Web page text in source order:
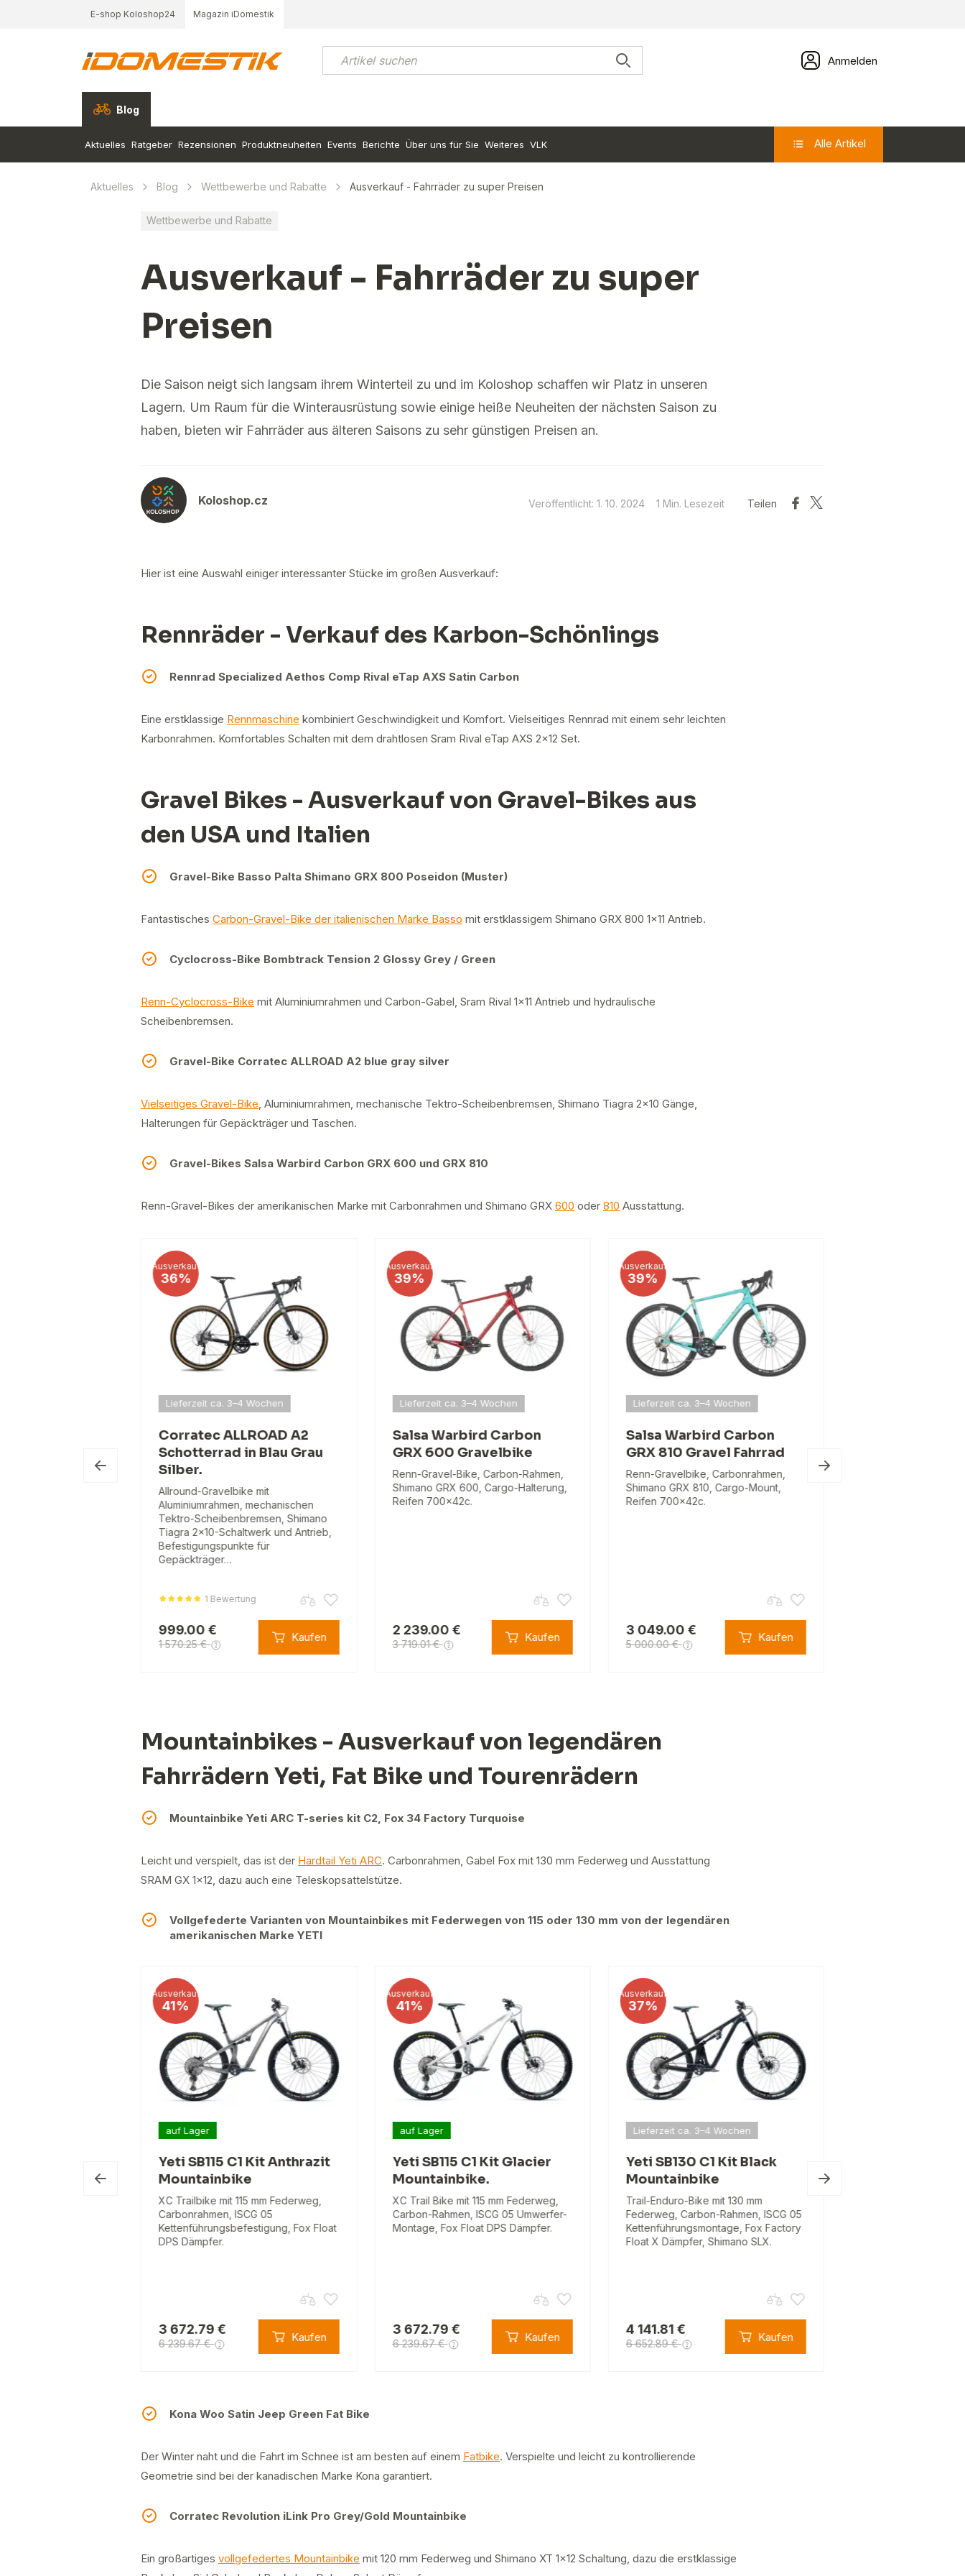
E-shop Koloshop24 Magazin iDomestik
Anmelden
Blog
Aktuelles Ratgeber Rezensionen Produktneuheiten Events Berichte Über uns für Sie Weiteres VLK Alle Artikel
Aktuelles Blog Wettbewerbe und Rabatte Ausverkauf - Fahrräder zu super Preisen
Wettbewerbe und Rabatte
Ausverkauf - Fahrräder zu super
Preisen
Die Saison neigt sich langsam ihrem Winterteil zu und im Koloshop schaffen wir Platz in unseren
Lagern. Um Raum für die Winterausrüstung sowie einige heiße Neuheiten der nächsten Saison zu
haben, bieten wir Fahrräder aus älteren Saisons zu sehr günstigen Preisen an.
Koloshop.cz Veröffentlicht: 1. 10. 2024 1 Min. Lesezeit Teilen
Hier ist eine Auswahl einiger interessanter Stücke im großen Ausverkauf:
Rennräder - Verkauf des Karbon-Schönlings
Rennrad Specialized Aethos Comp Rival eTap AXS Satin Carbon
Eine erstklassige Rennmaschine kombiniert Geschwindigkeit und Komfort. Vielseitiges Rennrad mit einem sehr leichten
Karbonrahmen. Komfortables Schalten mit dem drahtlosen Sram Rival eTap AXS 2x12 Set.
Gravel Bikes - Ausverkauf von Gravel-Bikes aus
den USA und Italien
Gravel-Bike Basso Palta Shimano GRX 800 Poseidon (Muster)
Fantastisches Carbon-Gravel-Bike der italienischen Marke Basso mit erstklassigem Shimano GRX 800 1x11 Antrieb.
Cyclocross-Bike Bombtrack Tension 2 Glossy Grey / Green
Renn-Cyclocross-Bike mit Aluminiumrahmen und Carbon-Gabel, Sram Rival 1x11 Antrieb und hydraulische
Scheibenbremsen.
Gravel-Bike Corratec ALLROAD A2 blue gray silver
Vielseitiges Gravel-Bike, Aluminiumrahmen, mechanische Tektro-Scheibenbremsen, Shimano Tiagra 2x10 Gänge,
Halterungen für Gepäckträger und Taschen.
Gravel-Bikes Salsa Warbird Carbon GRX 600 und GRX 810
Renn-Gravel-Bikes der amerikanischen Marke mit Carbonrahmen und Shimano GRX 600 oder 810 Ausstattung.
Ausverkauf
36%
Lieferzeit ca. 3–4 Wochen
Corratec ALLROAD A2
Schotterrad in Blau Grau
Silber.
Allround-Gravelbike mit
Aluminiumrahmen, mechanischen
Tektro-Scheibenbremsen, Shimano
Tiagra 2x10-Schaltwerk und Antrieb,
Befestigungspunkte für
Gepäckträger…
1 Bewertung
999.00 €
1 570.25 € Kaufen
Ausverkauf
39%
Lieferzeit ca. 3–4 Wochen
Salsa Warbird Carbon
GRX 600 Gravelbike
Renn-Gravel-Bike, Carbon-Rahmen,
Shimano GRX 600, Cargo-Halterung,
Reifen 700x42c.
2 239.00 €
3 719.01 € Kaufen
Ausverkauf
39%
Lieferzeit ca. 3–4 Wochen
Salsa Warbird Carbon
GRX 810 Gravel Fahrrad
Renn-Gravelbike, Carbonrahmen,
Shimano GRX 810, Cargo-Mount,
Reifen 700x42c.
3 049.00 €
5 000.00 € Kaufen
Mountainbikes - Ausverkauf von legendären
Fahrrädern Yeti, Fat Bike und Tourenrädern
Mountainbike Yeti ARC T-series kit C2, Fox 34 Factory Turquoise
Leicht und verspielt, das ist der Hardtail Yeti ARC. Carbonrahmen, Gabel Fox mit 130 mm Federweg und Ausstattung
SRAM GX 1x12, dazu auch eine Teleskopsattelstütze.
Vollgefederte Varianten von Mountainbikes mit Federwegen von 115 oder 130 mm von der legendären
amerikanischen Marke YETI
Ausverkauf
41%
auf Lager
Yeti SB115 C1 Kit Anthrazit
Mountainbike
XC Trailbike mit 115 mm Federweg,
Carbonrahmen, ISCG 05
Kettenführungsbefestigung, Fox Float
DPS Dämpfer.
3 672.79 €
6 239.67 € Kaufen
Ausverkauf
41%
auf Lager
Yeti SB115 C1 Kit Glacier
Mountainbike.
XC Trail Bike mit 115 mm Federweg,
Carbon-Rahmen, ISCG 05 Umwerfer-
Montage, Fox Float DPS Dämpfer.
3 672.79 €
6 239.67 € Kaufen
Ausverkauf
37%
Lieferzeit ca. 3–4 Wochen
Yeti SB130 C1 Kit Black
Mountainbike
Trail-Enduro-Bike mit 130 mm
Federweg, Carbon-Rahmen, ISCG 05
Kettenführungsmontage, Fox Factory
Float X Dämpfer, Shimano SLX.
4 141.81 €
6 652.89 € Kaufen
Kona Woo Satin Jeep Green Fat Bike
Der Winter naht und die Fahrt im Schnee ist am besten auf einem Fatbike. Verspielte und leicht zu kontrollierende
Geometrie sind bei der kanadischen Marke Kona garantiert.
Corratec Revolution iLink Pro Grey/Gold Mountainbike
Ein großartiges vollgefedertes Mountainbike mit 120 mm Federweg und Shimano XT 1x12 Schaltung, dazu die erstklassige